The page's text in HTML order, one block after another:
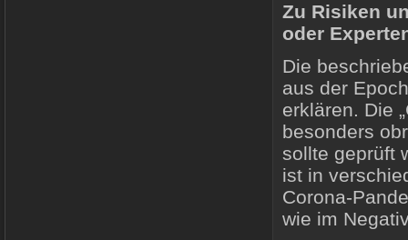
Zu Risiken
oder
Die
aus der
erklären. Die
besonders
sollte geprüft
ist in
Corona-
wie im